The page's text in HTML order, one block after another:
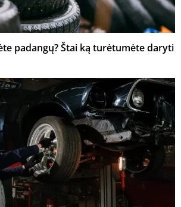
padangų? Štai ką turėtumėte daryti